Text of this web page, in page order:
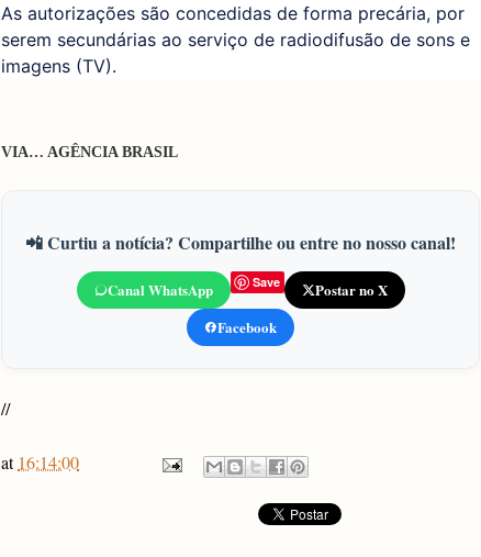
As autorizações são concedidas de forma precária, por
serem secundárias ao serviço de radiodifusão de sons e
imagens (TV).
VIA… AGÊNCIA BRASIL
📲 Curtiu a notícia? Compartilhe ou entre no nosso canal!
Canal WhatsApp Save
Postar no X
Facebook
//
at 16:14:00